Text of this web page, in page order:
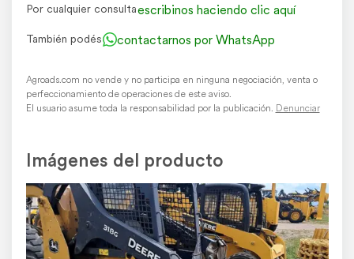
Por cualquier consultaescribinos haciendo clic aquí
También podés contactarnos por WhatsApp
Agroads.com no vende y no participa en ninguna negociación, venta o
perfeccionamiento de operaciones de este aviso.
El usuario asume toda la responsabilidad por la publicación. Denunciar
Imágenes del producto